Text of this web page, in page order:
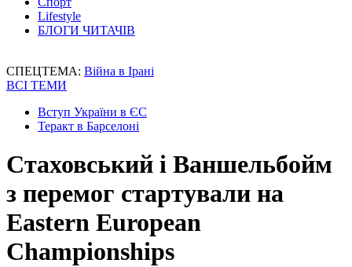
Lifestyle
БЛОГИ ЧИТАЧІВ
СПЕЦТЕМА: Війна в Ірані
ВСІ ТЕМИ
Вступ України в ЄС
Теракт в Барселоні
Стаховський і Ваншельбойм
з перемог стартували на
Eastern European
Championships